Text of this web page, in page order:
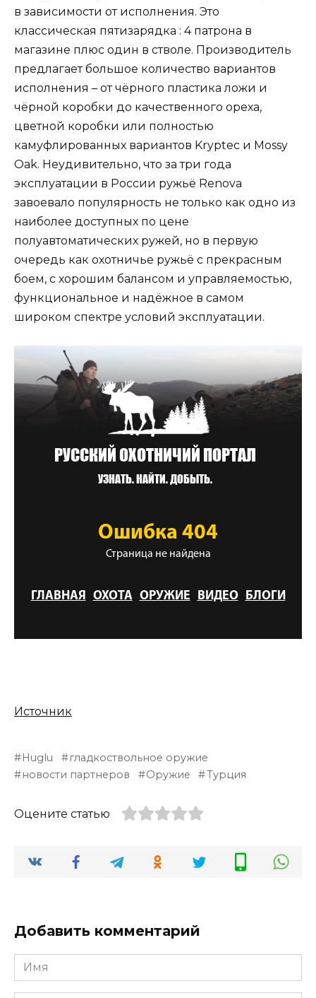
в зависимости от исполнения. Это
классическая пятизарядка : 4 патрона в
магазине плюс один в стволе. Производитель
предлагает большое количество вариантов
исполнения – от чёрного пластика ложи и
чёрной коробки до качественного ореха,
цветной коробки или полностью
камуфлированных вариантов Kryptec и Mossy
Oak. Неудивительно, что за три года
эксплуатации в России ружьё Renova
завоевало популярность не только как одно из
наиболее доступных по цене
полуавтоматических ружей, но в первую
очередь как охотничье ружьё с прекрасным
боем, с хорошим балансом и управляемостью,
функциональное и надёжное в самом
широком спектре условий эксплуатации.
Источник
Huglu
гладкоствольное оружие
новости партнеров
Оружие Турция
Оцените статью
Добавить комментарий
Имя
*